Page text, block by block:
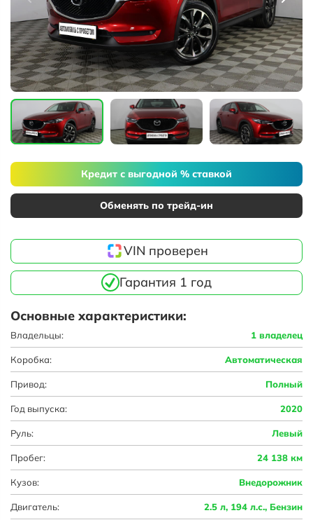
Кредит с выгодной % ставкой
Обменять по трейд-ин
VIN проверен
Гарантия 1 год
Основные характеристики:
Владельцы: 1 владелец
Коробка: Автоматическая
Привод: Полный
Год выпуска: 2020
Руль: Левый
Пробег: 24 138 км
Кузов: Внедорожник
Двигатель: 2.5 л, 194 л.с., Бензин